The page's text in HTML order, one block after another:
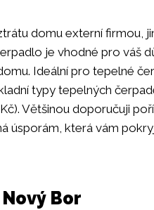
domu externí firmou,
je vhodné pro váš
Ideální pro tepelné
typy tepelných
Většinou doporučuji
úsporám, která vám
Bor